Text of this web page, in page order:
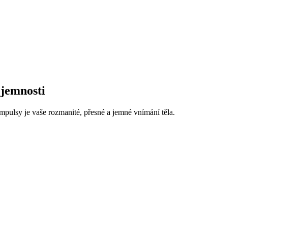
je vaše rozmanité, přesné a jemné vnímání těla.